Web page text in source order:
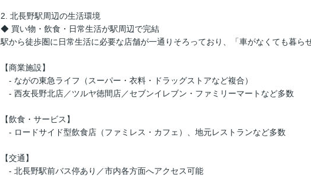
2. 北長野駅周辺の生活環境
◆ 買い物・飲食・日常生活が駅周辺で完結
駅から徒歩圏に日常生活に必要な店舗が一通りそろっており、「車がなくても暮ら
【商業施設】
- ながの東急ライフ（スーパー・衣料・ドラッグストアなど複合）
- 西友長野北店／ツルヤ徳間店／セブンイレブン・ファミリーマートなど多数
【飲食・サービス】
- ロードサイド型飲食店（ファミレス・カフェ）、地元レストランなど多数
【交通】
- 北長野駅前バス停あり／市内各方面へアクセス可能